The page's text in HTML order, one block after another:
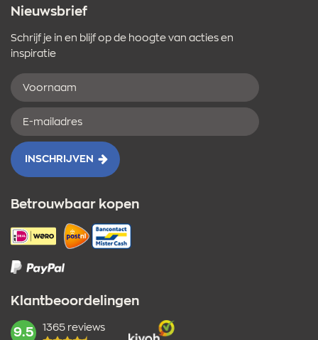
Nieuwsbrief
Schrijf je in en blijf op de hoogte van acties en
inspiratie
Voornaam
E-
mailadres
INSCHRIJVEN
Betrouwbaar kopen
Klantbeoordelingen
mark:
9.5 1365 reviews